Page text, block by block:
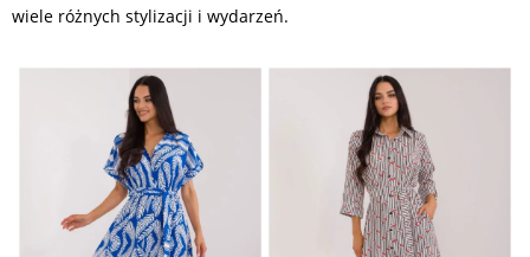
wiele różnych stylizacji i wydarzeń.